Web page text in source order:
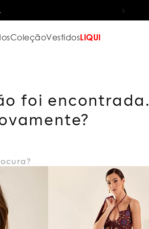
ColeçãoVestidosLIQUI
foi encontrada.